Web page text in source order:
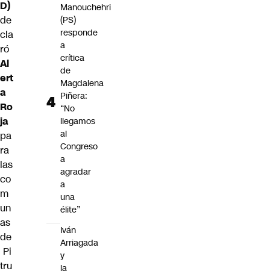
D)
de
cla
ró
Al
ert
a
Ro
ja
pa
ra
las
co
m
un
as
de
Pi
tru
Manouchehri
(PS)
responde
a
crítica
de
Magdalena
Piñera:
“No
llegamos
al
Congreso
a
agradar
a
una
élite”
Iván
Arriagada
y
la